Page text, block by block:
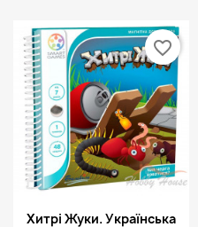
Хитрі Жуки. Українська
favorite_border